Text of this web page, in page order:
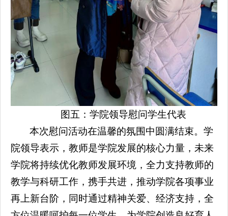
图五：学院领导慰问学生代表
本次慰问活动在温馨的氛围中圆满结束。学
院领导表示，教师是学院发展的核心力量，未来
学院将持续优化教师发展环境，全力支持教师的
教学与科研工作，携手共进，推动学院各项事业
再上新台阶，同时通过精神关爱、经济支持，全